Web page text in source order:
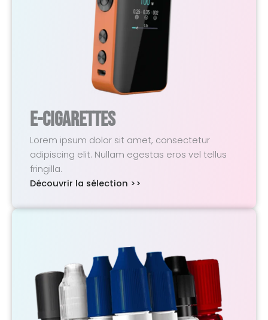
E-Cigarettes
Lorem ipsum dolor sit amet, consectetur
adipiscing elit. Nullam egestas eros vel tellus
fringilla.
Découvrir la sélection >>